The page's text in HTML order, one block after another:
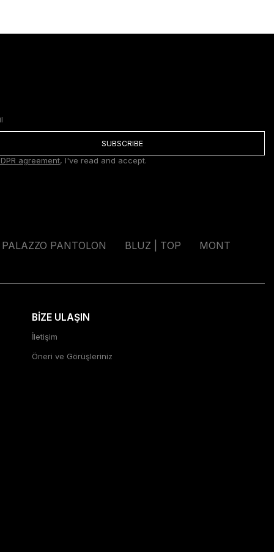
SUBSCRIBE
agreement, I've read and accept.
PALAZZO PANTOLON BLUZ | TOP
MONT
BİZE ULAŞIN
İletişim
Öneri ve Görüşleriniz